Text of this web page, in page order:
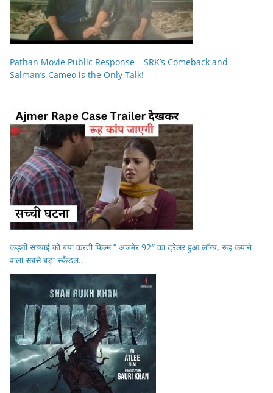
Pathan Movie Public Response – SRK’s Comeback and
Salman’s Cameo is the Only Talk!
कड़वी सच्चाई को बयां करती फिल्म ” अजमेर 92″ का ट्रेलर हुआ लॉन्च, रूह कपाने
वाला सबसे बड़ा स्कैंडल..